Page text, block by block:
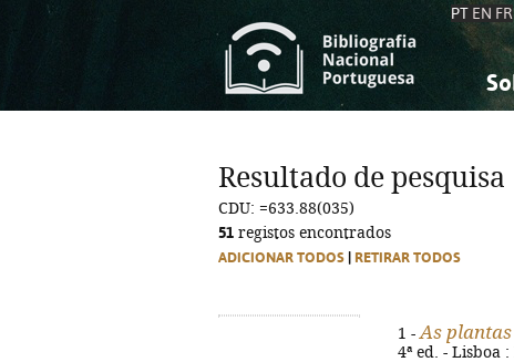
PT EN FR
Resultado de pesquisa
CDU: =633.88(035)
51 registos encontrados
ADICIONAR TODOS RETIRAR TODOS
1 - As plantas
4ª ed. - Lisboa